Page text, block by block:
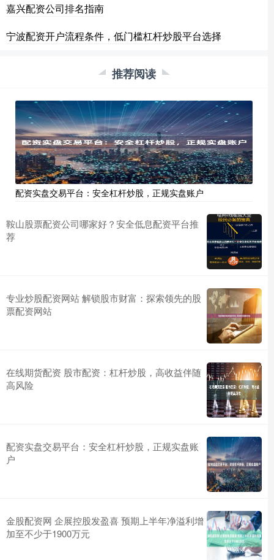
嘉兴配资公司排名指南
宁波配资开户流程条件，低门槛杠杆炒股平台选择
推荐阅读
配资实盘交易平台：安全杠杆炒股，正规实盘账户
鞍山股票配资公司哪家好？安全低息配资平台推
荐
专业炒股配资网站 解锁股市财富：探索领先的股
票配资网站
在线期货配资 股市配资：杠杆炒股，高收益伴随
高风险
配资实盘交易平台：安全杠杆炒股，正规实盘账
户
金股配资网 企展控股发盈喜 预期上半年净溢利增
加至不少于1900万元